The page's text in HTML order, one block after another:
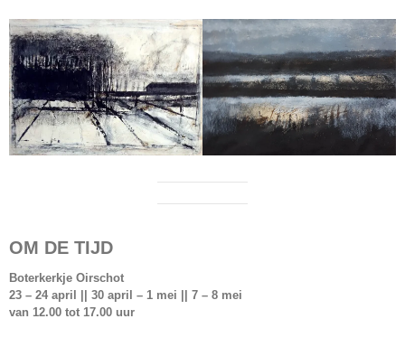
OM DE TIJD
Boterkerkje Oirschot
23 – 24 april || 30 april – 1 mei || 7 – 8 mei
van 12.00 tot 17.00 uur